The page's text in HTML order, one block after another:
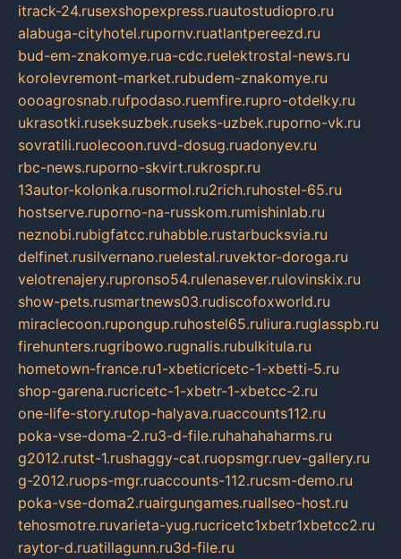
itrack-24.rusexshopexpress.ruautostudiopro.ru
alabuga-cityhotel.rupornv.ruatlantpereezd.ru
bud-em-znakomye.rua-cdc.ruelektrostal-news.ru
korolevremont-market.rubudem-znakomye.ru
oooagrosnab.rufpodaso.ruemfire.rupro-otdelky.ru
ukrasotki.ruseksuzbek.ruseks-uzbek.ruporno-vk.ru
sovratili.ruolecoon.ruvd-dosug.ruadonyev.ru
rbc-news.ruporno-skvirt.rukrospr.ru
13autor-kolonka.rusormol.ru2rich.ruhostel-65.ru
hostserve.ruporno-na-russkom.rumishinlab.ru
neznobi.rubigfatcc.ruhabble.rustarbucksvia.ru
delfinet.rusilvernano.ruelestal.ruvektor-doroga.ru
velotrenajery.rupronso54.rulenasever.rulovinskix.ru
show-pets.rusmartnews03.rudiscofoxworld.ru
miraclecoon.rupongup.ruhostel65.ruliura.ruglasspb.ru
firehunters.rugribowo.rugnalis.rubulkitula.ru
hometown-france.ru1-xbeticricetc-1-xbetti-5.ru
shop-garena.rucricetc-1-xbetr-1-xbetcc-2.ru
one-life-story.rutop-halyava.ruaccounts112.ru
poka-vse-doma-2.ru3-d-file.ruhahahaharms.ru
g2012.rutst-1.rushaggy-cat.ruopsmgr.ruev-gallery.ru
g-2012.ruops-mgr.ruaccounts-112.rucsm-demo.ru
poka-vse-doma2.ruairgungames.ruallseo-host.ru
tehosmotre.ruvarieta-yug.rucricetc1xbetr1xbetcc2.ru
raytor-d.ruatillagunn.ru3d-file.ru